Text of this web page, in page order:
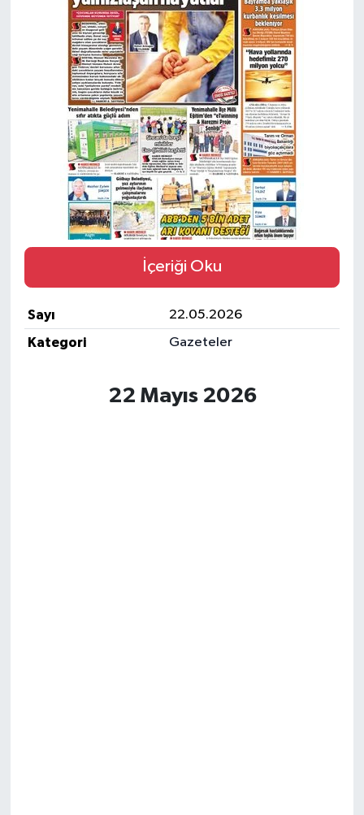
İçeriği Oku
Sayı
22.05.2026
Kategori
Gazeteler
22 Mayıs 2026
Ekonomi
Eleman
Emlak
Gündem
Gurme
Haber
Keşfet